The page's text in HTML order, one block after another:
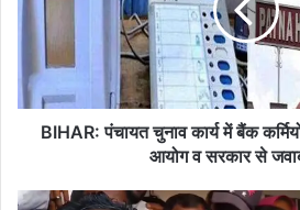
को
लगाए
आयोग
BIHAR: पंचायत चुनाव कार्य में बैंक
आयोग व सरकार से
MADHUBANI: